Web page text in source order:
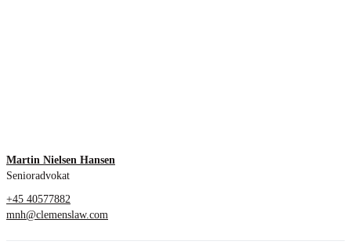
Martin Nielsen Hansen
Senioradvokat
+45 40577882
mnh@clemenslaw.com